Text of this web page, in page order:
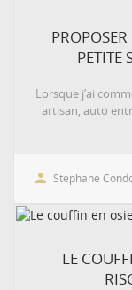
PETITE
Lorsque j’ai
artisan, auto
 Stephane
LE